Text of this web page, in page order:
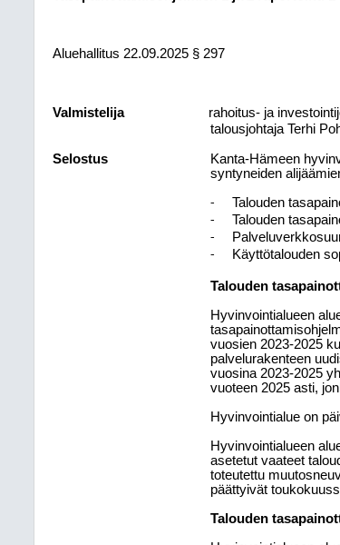
Aluehallitus 22.09.2025 § 297
Valmistelija rahoitus- ja
talousjohtaja Terhi
Selostus
Kanta-Hämeen
syntyneiden
- Talouden
- Talouden
-
- Käyttötalouden
Talouden
Hyvinvointialueen
vuosien 2023-2025
palvelurakenteen
vuosina 2023-2025
vuoteen 2025 asti,
Hyvinvointialue on
Hyvinvointialueen
asetetut vaateet
toteutettu
päättyivät
Talouden